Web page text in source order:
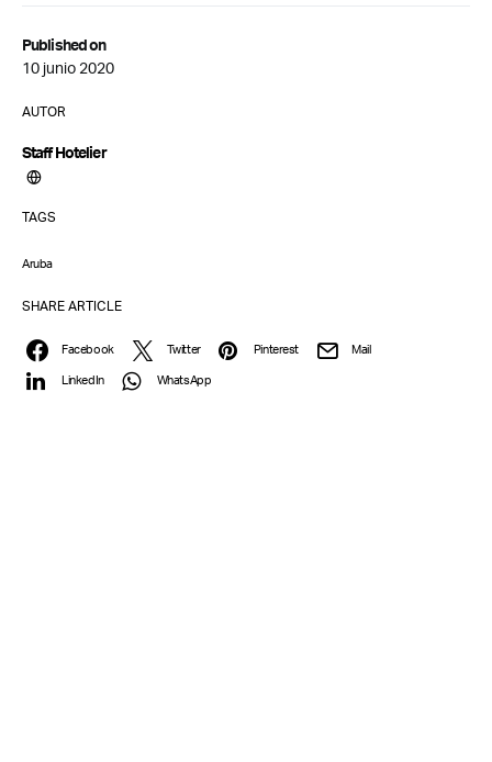
Published on
10 junio 2020
AUTOR
Staff Hotelier
TAGS
Aruba
SHARE ARTICLE
Facebook Twitter Pinterest
Mail
LinkedIn
WhatsApp